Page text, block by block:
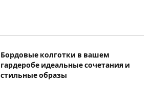
Бордовые колготки в вашем
гардеробе идеальные сочетания и
стильные образы